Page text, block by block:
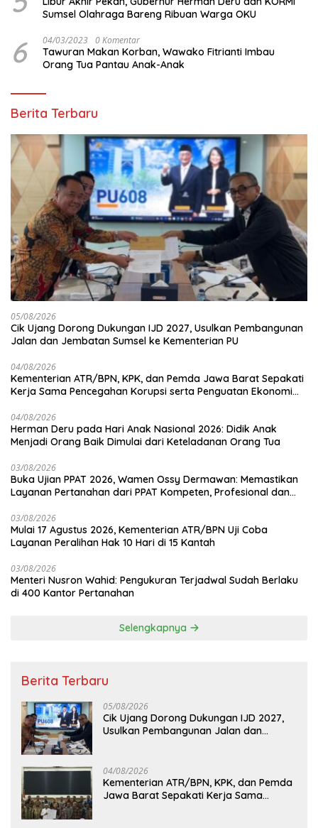
Sumsel Olahraga Bareng Ribuan Warga OKU
6 04/03/2023 0 Komentar
Tawuran Makan Korban, Wawako Fitrianti Imbau
Orang Tua Pantau Anak-Anak
Berita Terbaru
05/08/2026
Cik Ujang Dorong Dukungan IJD 2027, Usulkan Pembangunan
Jalan dan Jembatan Sumsel ke Kementerian PU
04/08/2026
Kementerian ATR/BPN, KPK, dan Pemda Jawa Barat Sepakati
Kerja Sama Pencegahan Korupsi serta Penguatan Ekonomi
04/08/2026
Herman Deru pada Hari Anak Nasional 2026: Didik Anak
Menjadi Orang Baik Dimulai dari Keteladanan Orang Tua
03/08/2026
Buka Ujian PPAT 2026, Wamen Ossy Dermawan: Memastikan
Layanan Pertanahan dari PPAT Kompeten, Profesional dan
03/08/2026
Mulai 17 Agustus 2026, Kementerian ATR/BPN Uji Coba
Layanan Peralihan Hak 10 Hari di 15 Kantah
03/08/2026
Menteri Nusron Wahid: Pengukuran Terjadwal Sudah Berlaku
di 400 Kantor Pertanahan
Selengkapnya
Berita Terbaru
05/08/2026
Cik Ujang Dorong Dukungan IJD 2027,
Usulkan Pembangunan Jalan dan
04/08/2026
Kementerian ATR/BPN, KPK, dan Pemda
Jawa Barat Sepakati Kerja Sama